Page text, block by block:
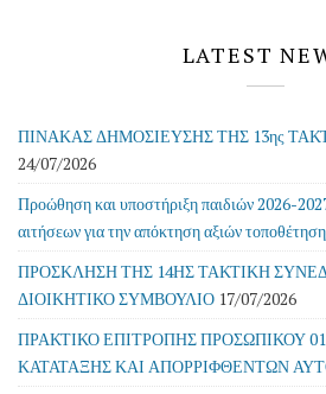
LATEST
ΠΙΝΑΚΑΣ ΔΗΜΟΣΙΕΥΣΗΣ ΤΗΣ 13ης
24/07/2026
Προώθηση και υποστήριξη παιδιών 2026-
αιτήσεων για την απόκτηση αξιών
ΠΡΟΣΚΛΗΣΗ ΤΗΣ 14ΗΣ ΤΑΚΤΙΚΗ
ΔΙΟΙΚΗΤΙΚΟ ΣΥΜΒΟΥΛΙΟ 17/07/2026
ΠΡΑΚΤΙΚΟ ΕΠΙΤΡΟΠΗΣ ΠΡΟΣΩΠΙΚΟΥ
ΚΑΤΑΤΑΞΗΣ ΚΑΙ ΑΠΟΡΡΙΦΘΕΝΤΩΝ